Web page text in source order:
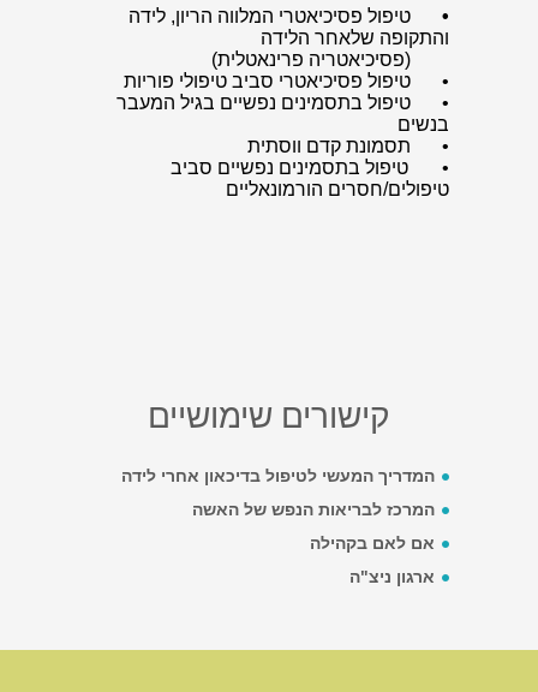
•
טיפול פסיכיאטרי המלווה הריון, לידה
והתקופה שלאחר הלידה
(פסיכיאטריה פרינאטלית)
•
טיפול פסיכיאטרי סביב טיפולי פוריות
•
טיפול בתסמינים נפשיים בגיל המעבר
בנשים
•
תסמונת קדם ווסתית
• טיפול בתסמינים נפשיים סביב
טיפולים/חסרים הורמונאליים
קישורים שימושיים
המדריך המעשי לטיפול בדיכאון אחרי לידה
המרכז לבריאות הנפש של האשה
אם לאם בקהילה
ארגון ניצ"ה